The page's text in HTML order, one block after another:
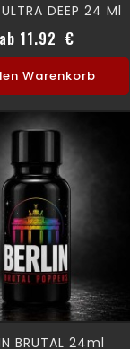
DEEP 24 Ml
ab 11.92 €Preis
Warenkorb
BRUTAL 24ml